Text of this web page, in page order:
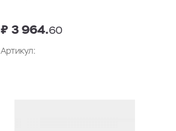
₽ 3 964.60
Артикул: